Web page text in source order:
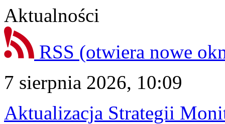
Aktualności
RSS (otwiera nowe
7 sierpnia 2026, 10:09
Aktualizacja Strategii